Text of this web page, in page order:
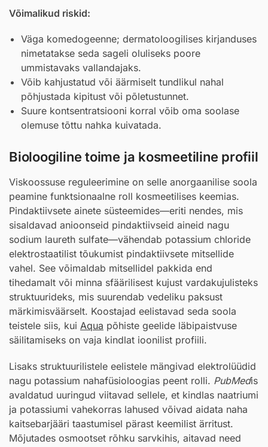
Võimalikud riskid:
Väga komedogeenne; dermatoloogilises kirjanduses
nimetatakse seda sageli oluliseks poore
ummistavaks vallandajaks.
Võib kahjustatud või äärmiselt tundlikul nahal
põhjustada kipitust või põletustunnet.
Suure kontsentratsiooni korral võib oma soolase
olemuse tõttu nahka kuivatada.
Bioloogiline toime ja kosmeetiline profiil
Viskoossuse reguleerimine on selle anorgaanilise soola
peamine funktsionaalne roll kosmeetilises keemias.
Pindaktiivsete ainete süsteemides—eriti nendes, mis
sisaldavad anioonseid pindaktiivseid aineid nagu
sodium laureth sulfate—vähendab potassium chloride
elektrostaatilist tõukumist pindaktiivsete mitsellide
vahel. See võimaldab mitsellidel pakkida end
tihedamalt või minna sfäärilisest kujust vardakujulisteks
struktuurideks, mis suurendab vedeliku paksust
märkimisväärselt. Koostajad eelistavad seda soola
teistele siis, kui Aqua põhiste geelide läbipaistvuse
säilitamiseks on vaja kindlat ioonilist profiili.
Lisaks struktuurilistele eelistele mängivad elektrolüüdid
nagu potassium nahafüsioloogias peent rolli. PubMedis
avaldatud uuringud viitavad sellele, et kindlas naatriumi
ja potassiumi vahekorras lahused võivad aidata naha
kaitsebarjääri taastumisel pärast keemilist ärritust.
Mõjutades osmootset rõhku sarvkihis, aitavad need